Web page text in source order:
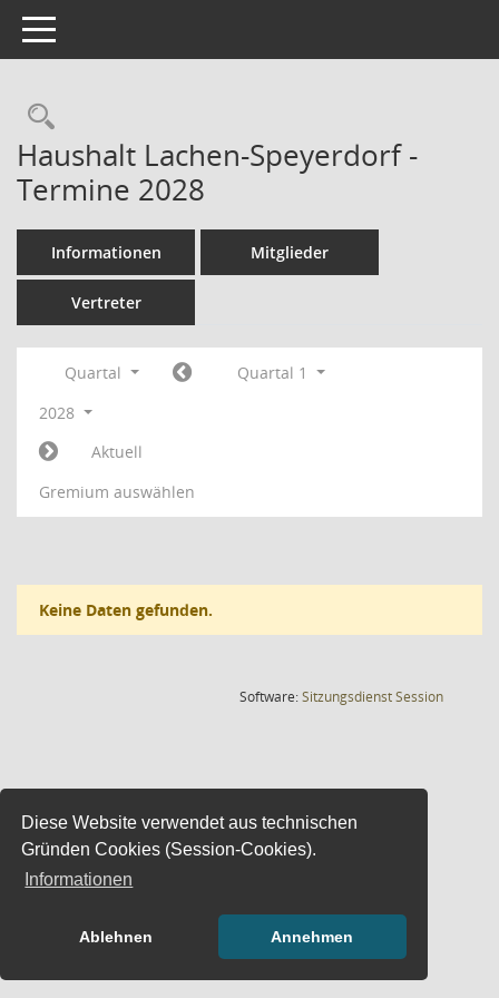
Diese Website verwendet aus technischen
Gründen Cookies (Session-Cookies).
Informationen
Ablehnen Annehmen
Toggle navigation
Rechercheauswahl
Haushalt Lachen-Speyerdorf -
Termine 2028
Informationen Mitglieder
Vertreter
Quartal
Quartal 1
2028
Aktuell
Gremium auswählen
Keine Daten gefunden.
Software:SitzungsdienstSession(Wird in